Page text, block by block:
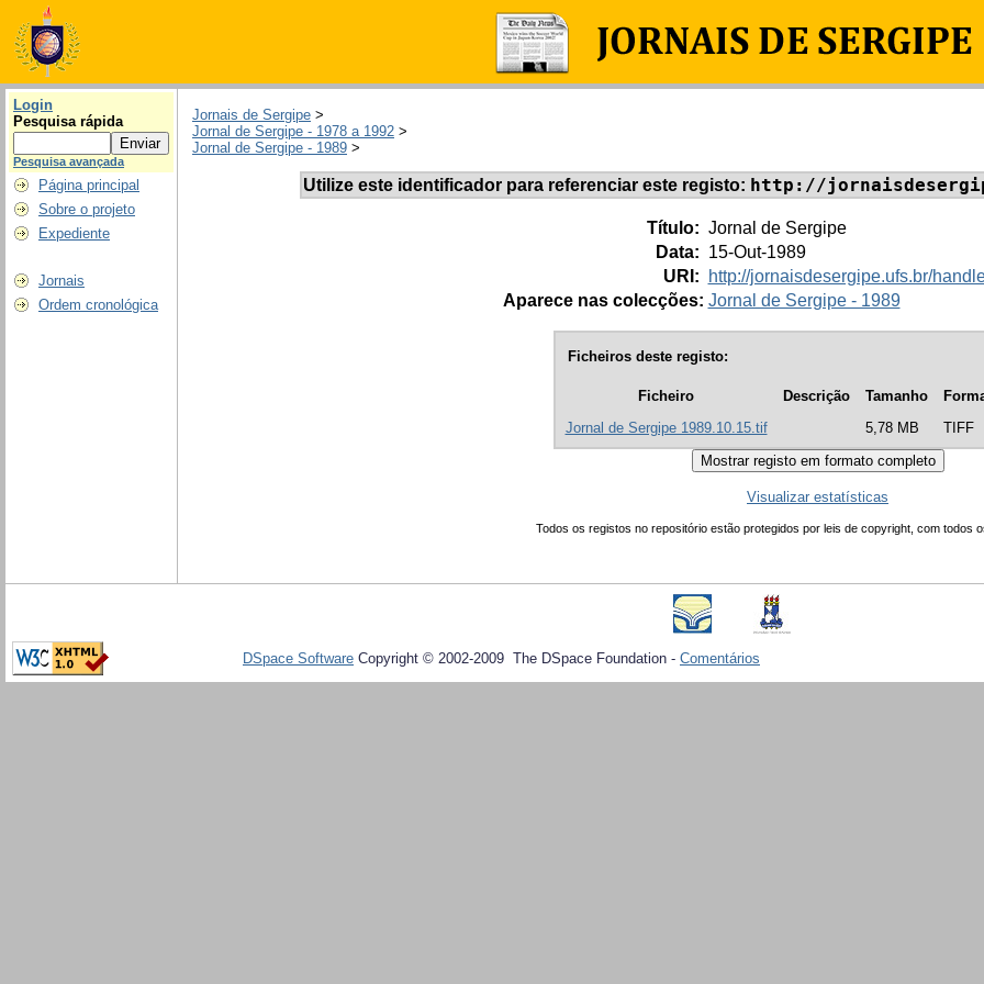
Login
Pesquisa rápida
Pesquisa avançada
Página principal
Sobre o projeto
Expediente
Jornais
Ordem cronológica
Jornais de Sergipe >
Jornal de Sergipe - 1978 a 1992 >
Jornal de Sergipe - 1989 >
Utilize este identificador para referenciar este registo: http://
Título: Jornal de Sergipe
Data: 15-Out-1989
URI:
http://jornaisdesergipe.ufs.br/
Aparece nas colecções: Jornal de Sergipe - 1989
Ficheiros deste registo:
Ficheiro Descrição Tamanho
Jornal de Sergipe 1989.10.15.tif
5,78 MB TIFF
Visualizar estatísticas
Todos os registos no repositório estão protegidos por leis de copyright, com todos
DSpace Software Copyright © 2002-2009 The DSpace Foundation - Comentários